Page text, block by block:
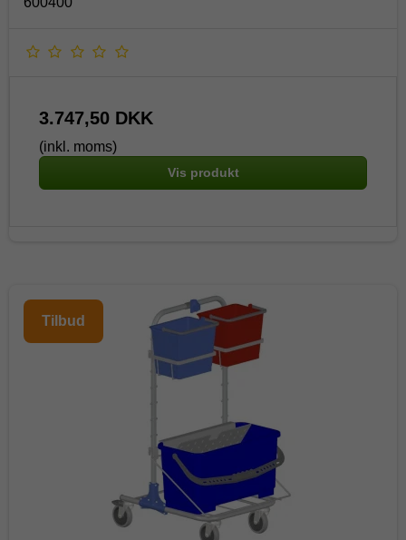
3.747,50 DKK
(inkl. moms)
Vis produkt
Tilbud